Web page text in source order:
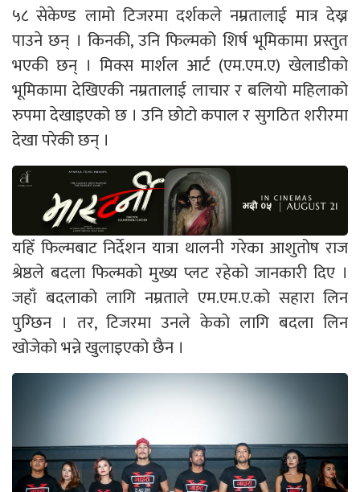
५८ सेकेण्ड लामो टिजरमा दर्शकले नम्रतालाई मात्र देख्न
पाउने छन् । किनकी, उनि फिल्मको शिर्ष भूमिकामा प्रस्तुत
भएकी छन् । मिक्स मार्शल आर्ट (एम.एम.ए) खेलाडीको
भूमिकामा देखिएकी नम्रतालाई लाचार र बलियो महिलाको
रुपमा देखाइएको छ । उनि छोटो कपाल र सुगठित शरीरमा
देखा परेकी छन् ।
यहिँ फिल्मबाट निर्देशन यात्रा थालनी गरेका आशुतोष राज
श्रेष्ठले बदला फिल्मको मुख्य प्लट रहेको जानकारी दिए ।
जहाँ बदलाको लागि नम्रताले एम.एम.ए.को सहारा लिन
पुग्छिन । तर, टिजरमा उनले केको लागि बदला लिन
खोजेको भन्ने खुलाइएको छैन ।